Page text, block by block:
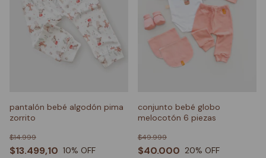
pantalón bebé algodón pima
zorrito
$13.499,10
$14.999
10% OFF
conjunto bebé globo
melocotón 6 piezas
$40.000
$49.999
20% OFF